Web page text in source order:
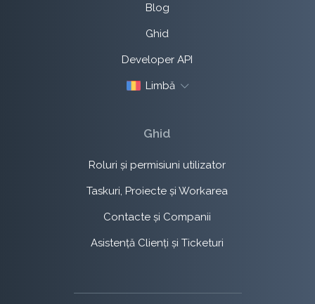
Blog
Ghid
Developer API
Limbă
Ghid
Roluri și permisiuni utilizator
Taskuri, Proiecte și Workarea
Contacte și Companii
Asistență Clienți și Ticketuri